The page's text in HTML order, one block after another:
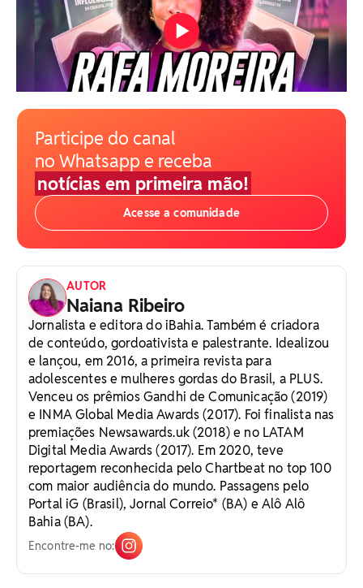
Participe do canal
no Whatsapp e receba
notícias em primeira mão!
Acesse a comunidade
AUTOR
Naiana Ribeiro
Jornalista e editora do iBahia. Também é criadora
de conteúdo, gordoativista e palestrante. Idealizou
e lançou, em 2016, a primeira revista para
adolescentes e mulheres gordas do Brasil, a PLUS.
Venceu os prêmios Gandhi de Comunicação (2019)
e INMA Global Media Awards (2017). Foi finalista nas
premiações Newsawards.uk (2018) e no LATAM
Digital Media Awards (2017). Em 2020, teve
reportagem reconhecida pelo Chartbeat no top 100
com maior audiência do mundo. Passagens pelo
Portal iG (Brasil), Jornal Correio* (BA) e Alô Alô
Bahia (BA).
Encontre-me no: